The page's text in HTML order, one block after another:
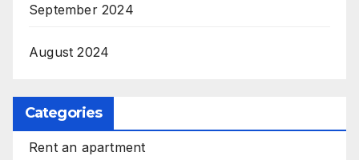
September 2024
August 2024
Categories
Rent an apartment